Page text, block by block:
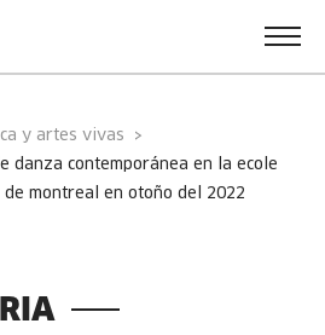
y artes vivas
montreal en otoño del 2022